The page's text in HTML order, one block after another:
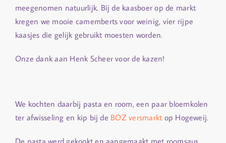
meegenomen natuurlijk. Bij de kaasboer op de markt
kregen we mooie camemberts voor weinig, vier rijpe
kaasjes die gelijk gebruikt moesten worden.
Onze dank aan Henk Scheer voor de kazen!
We kochten daarbij pasta en room, een paar bloemkolen
ter afwisseling en kip bij de BOZ versmarkt op Hogeweij.